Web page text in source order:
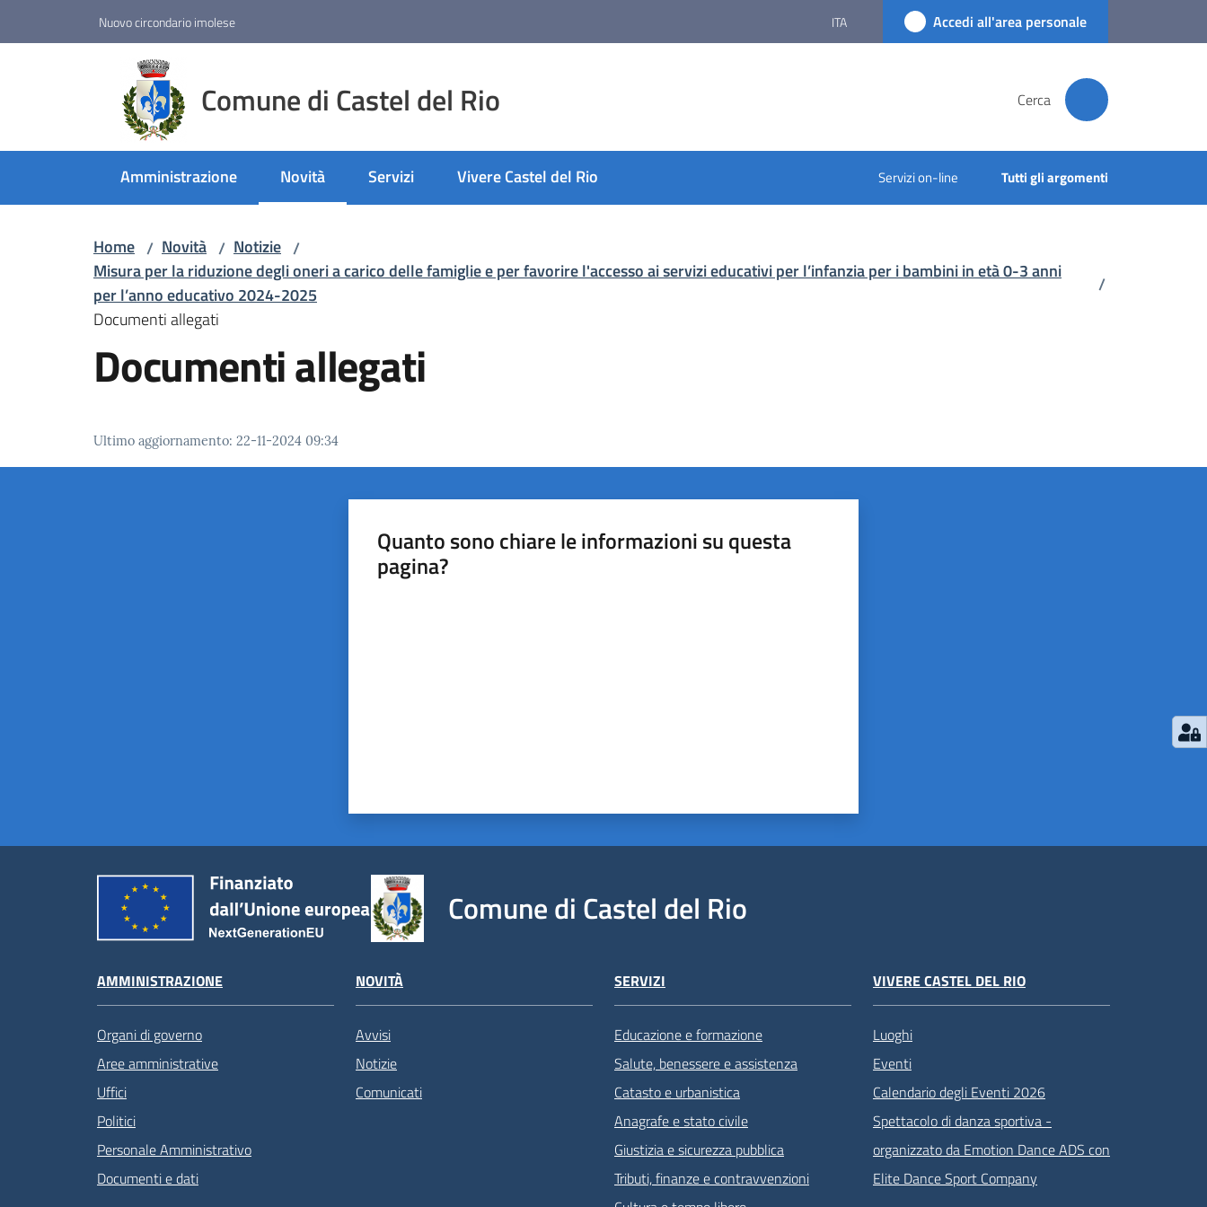
Nuovo circondario imolese ITA Accedi all'area personale
Comune di Castel del Rio Cerca
Amministrazione Novità
Menu selezionato
Servizi Vivere Castel del Rio Servizi on-line Tutti gli argomenti
Home / Novità / Notizie /
Misura per la riduzione degli oneri a carico delle famiglie e per favorire l'accesso ai servizi educativi per l’infanzia per i bambini in età 0-3 anni
per l’anno educativo 2024-2025
/
Documenti allegati
Documenti allegati
Ultimo aggiornamento: 22-11-2024 09:34
Quanto sono chiare le informazioni su questa
pagina?
Comune di Castel del Rio
AMMINISTRAZIONE
Organi di governo
Aree amministrative
Uffici
Politici
Personale Amministrativo
Documenti e dati
NOVITÀ
Avvisi
Notizie
Comunicati
SERVIZI
Educazione e formazione
Salute, benessere e assistenza
Catasto e urbanistica
Anagrafe e stato civile
Giustizia e sicurezza pubblica
Tributi, finanze e contravvenzioni
VIVERE CASTEL DEL RIO
Luoghi
Eventi
Calendario degli Eventi 2026
Spettacolo di danza sportiva -
organizzato da Emotion Dance ADS con
Elite Dance Sport Company